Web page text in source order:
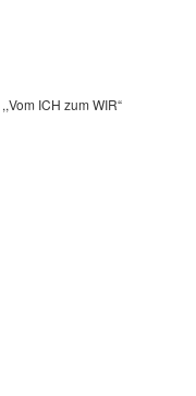
,,Vom ICH zum WIR“